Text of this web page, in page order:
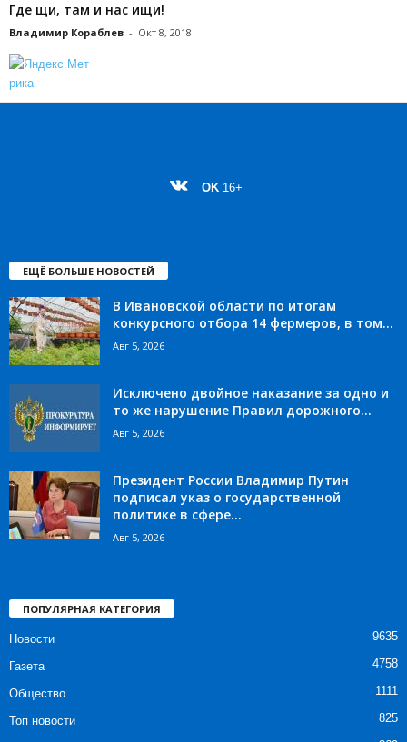
Где щи, там и нас ищи!
Владимир Кораблев - Окт 8, 2018
OK 16+
ЕЩЁ БОЛЬШЕ НОВОСТЕЙ
В Ивановской области по итогам
конкурсного отбора 14 фермеров, в том...
Авг 5, 2026
Исключено двойное наказание за одно и
то же нарушение Правил дорожного...
Авг 5, 2026
Президент России Владимир Путин
подписал указ о государственной
политике в сфере...
Авг 5, 2026
ПОПУЛЯРНАЯ КАТЕГОРИЯ
Новости 9635
Газета 4758
Общество 1111
Топ новости 825